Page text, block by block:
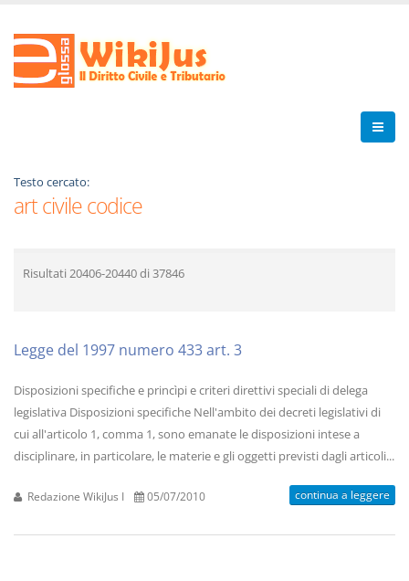
Testo cercato:
art civile codice
Risultati 20406-20440di 37846
Legge del 1997 numero 433 art. 3
Disposizioni specifiche e princìpi e criteri direttivi speciali di delega
legislativa Disposizioni specifiche Nell'ambito dei decreti legislativi di
cui all'articolo 1, comma 1, sono emanate le disposizioni intese a
disciplinare, in particolare, le materie e gli oggetti previsti dagli articoli...
Redazione WikiJus I 05/07/2010 continua a leggere